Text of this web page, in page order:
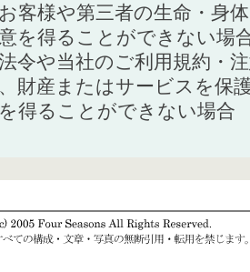
お客様や第三者の生命・身
を得ることができない場
法令や当社のご利用規約・
財産またはサービスを保
得ることができない場合